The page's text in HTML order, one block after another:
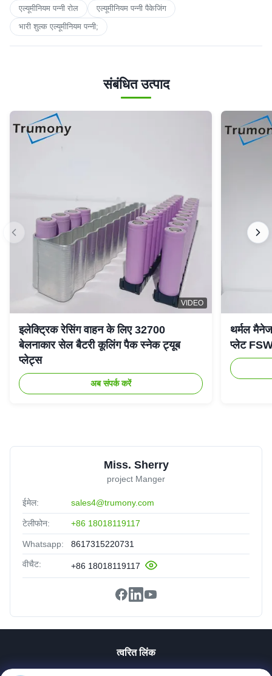
एल्यूमीनियम पन्नी रोल
एल्यूमीनियम पन्नी पैकेजिंग
भारी शुल्क एल्यूमीनियम पन्नी;
संबंधित उत्पाद
VIDEO
इलेक्ट्रिक रेसिंग वाहन के लिए 32700
बेलनाकार सेल बैटरी कूलिंग पैक स्नेक ट्यूब
प्लेट्स
अब संपर्क करें
थर्मल
प्लेट
Miss. Sherry
project Manger
ईमेल: sales4@trumony.com
टेलीफोन: +86 18018119117
Whatsapp: 8617315220731
वीचैट: +86 18018119117
त्वरित लिंक